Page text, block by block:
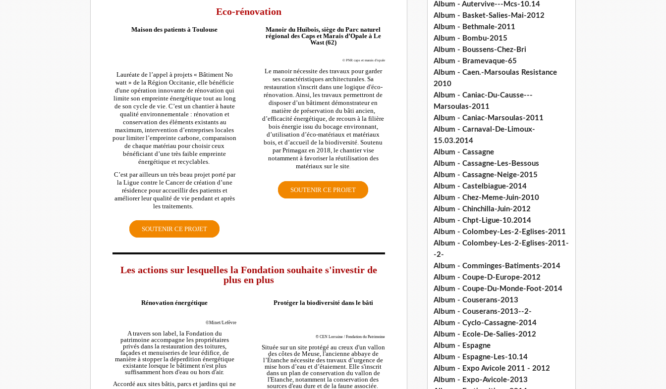
Eco-rénovation
Maison des patients à Toulouse
Lauréate de l’appel à projets « Bâtiment No
watt » de la Région Occitanie, elle bénéficie
d'une opération innovante de rénovation qui
limite son empreinte énergétique tout au long
de son cycle de vie. C’est un chantier à haute
qualité environnementale : rénovation et
conservation des éléments existants au
maximum, intervention d’entreprises locales
pour limiter l’empreinte carbone, comparaison
de chaque matériau pour choisir ceux
bénéficiant d’une très faible empreinte
énergétique et recyclables.
C’est par ailleurs un très beau projet porté par
la Ligue contre le Cancer de création d’une
résidence pour accueillir des patients et
améliorer leur qualité de vie pendant et après
les traitements.
SOUTENIR CE PROJET
Manoir du Huibois, siège du Parc naturel
régional des Caps et Marais d’Opale à Le
Wast (62)
© PNR caps et marais d'opale
Le manoir nécessite des travaux pour garder
ses caractéristiques architecturales. Sa
restauration s'inscrit dans une logique d'éco-
rénovation. Ainsi, les travaux permettront de
disposer d’un bâtiment démonstrateur en
matière de préservation du bâti ancien,
d’efficacité énergétique, de recours à la filière
bois énergie issu du bocage environnant,
d’utilisation d’éco-matériaux et matériaux
bois, et d’accueil de la biodiversité. Soutenu
par Primagaz en 2018, le chantier vise
notamment à favoriser la réutilisation des
matériaux sur le site.
SOUTENIR CE PROJET
Les actions sur lesquelles la Fondation souhaite s'investir de
plus en plus
Rénovation énergétique
©Minet/Lefèvre
A travers son label, la Fondation du
patrimoine accompagne les propriétaires
privés dans la restauration des toitures,
façades et menuiseries de leur édifice, de
manière à stopper la déperdition énergétique
existante lorsque le bâtiment n'est plus
suffisamment hors d'eau ou hors d'air.
Accordé aux sites bâtis, parcs et jardins qui ne
Protéger la biodiversité dans le bâti
© CEN Lorraine / Fondation du Patrimoine
Située sur un site protégé au creux d'un vallon
des côtes de Meuse, l'ancienne abbaye de
l’Étanche nécessite des travaux d’urgence de
mise hors d’eau et d’étaiement. Elle s'inscrit
dans un plan de conservation du vallon de
l'Etanche, notamment la conservation des
sources d'eau dure et de la faune associée.
Album - Autervive---Mcs-10.14
Album - Basket-Salies-Mai-2012
Album - Bethmale-2011
Album - Bombu-2015
Album - Boussens-Chez-Bri
Album - Bramevaque-65
Album - Caen.-Marsoulas Resistance
2010
Album - Caniac-Du-Causse---
Marsoulas-2011
Album - Caniac-Marsoulas-2011
Album - Carnaval-De-Limoux-
15.03.2014
Album - Cassagne
Album - Cassagne-Les-Bessous
Album - Cassagne-Neige-2015
Album - Castelbiague-2014
Album - Chez-Meme-Juin-2010
Album - Chinchilla-Juin-2012
Album - Chpt-Ligue-10.2014
Album - Colombey-Les-2-Eglises-2011
Album - Colombey-Les-2-Eglises-2011-
-2-
Album - Comminges-Batiments-2014
Album - Coupe-D-Europe-2012
Album - Coupe-Du-Monde-Foot-2014
Album - Couserans-2013
Album - Couserans-2013--2-
Album - Cyclo-Cassagne-2014
Album - Ecole-De-Salies-2012
Album - Espagne
Album - Espagne-Les-10.14
Album - Expo Avicole 2011 - 2012
Album - Expo-Avicole-2013